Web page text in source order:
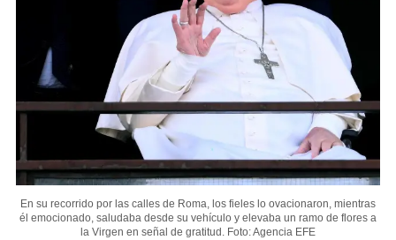
En su recorrido por las calles de Roma, los fieles lo ovacionaron, mientras
él emocionado, saludaba desde su vehículo y elevaba un ramo de flores a
la Virgen en señal de gratitud. Foto: Agencia EFE